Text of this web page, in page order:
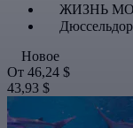
ЖИЗНЬ
Новое
От 46,24 $
43,93 $